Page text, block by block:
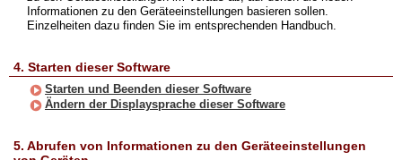
Informationen zu den Geräteeinstellungen basieren sollen.
Einzelheiten dazu finden Sie im entsprechenden Handbuch.
4. Starten dieser Software
Starten und Beenden dieser Software
Ändern der Displaysprache dieser Software
5. Abrufen von Informationen zu den Geräteeinstellungen